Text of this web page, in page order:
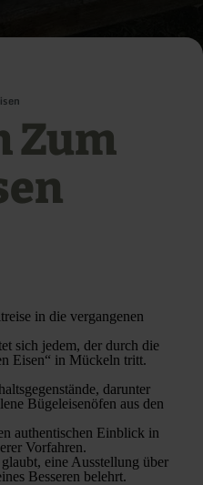
Zum
in die vergangenen
sich jedem, der durch die
Eisen“ in Mückeln tritt.
darunter
Bügeleisenöfen aus den
authentischen Einblick in
Vorfahren.
eine Ausstellung über
Besseren belehrt.